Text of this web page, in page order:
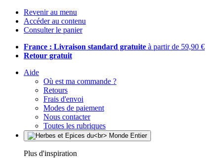
Revenir au menu
Accéder au contenu
Consulter le panier
France : Livraison standard gratuite à partir de 59,90 €
Retour gratuit
Aide
Où est ma commande ?
Retours
Frais d'envoi
Modes de paiement
Nous contacter
Toutes les rubriques
Plus d'inspiration